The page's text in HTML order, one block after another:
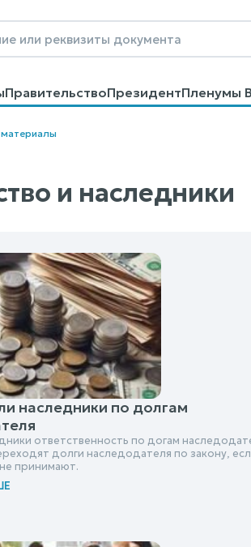
ПравительствоПрезидентПленумы
КонтактыПомощьПоиск
и наследники
наследники по долгам
ответственность по догам
долги наследодателя по закону,
принимают.